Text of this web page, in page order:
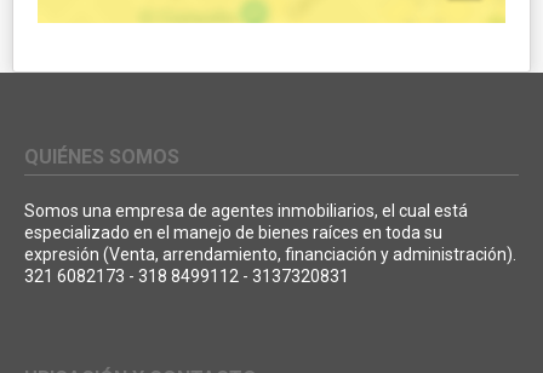
QUIÉNES SOMOS
Somos una empresa de agentes inmobiliarios, el cual está
especializado en el manejo de bienes raíces en toda su
expresión (Venta, arrendamiento, financiación y administración).
321 6082173 - 318 8499112 - 3137320831